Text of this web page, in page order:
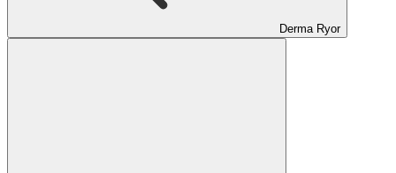
Derma Ryor